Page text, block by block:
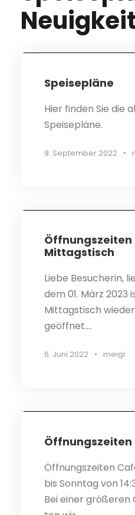
Spei­se­plä­ne
Hier finden Sie die
Speisepläne.
9. September 2022 •
Öff­nungs­zei­ten
Mittagstisch
Lie­be Besu­che­rin,
dem 01. März 2023
Mit­tags­tisch
geöffnet....
6. Juni 2022 • meigl
Öff­nungs­zei­ten
bis Sonn­tag von
Bei einer